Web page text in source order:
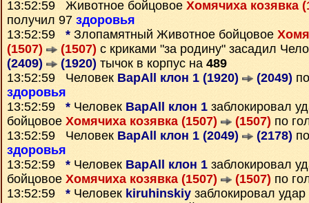
13:52:59 Животное бойцовое Хомячиха козявка
получил 97 здоровья
13:52:59 * Злопамятный Животное бойцовое
(1507)
(1507) с криками "за родину" засадил
(2409)
(1920) тычок в корпус на 489
13:52:59 Человек BapAll клон 1 (1920) (2049)
здоровья
13:52:59 * Человек BapAll клон 1 заблокировал
бойцовое Хомячиха козявка (1507) (1507) по
13:52:59 Человек BapAll клон 1 (2049) (2178)
здоровья
13:52:59 * Человек BapAll клон 1 заблокировал
бойцовое Хомячиха козявка (1507) (1507) по
13:52:59 * Человек kiruhinskiy заблокировал